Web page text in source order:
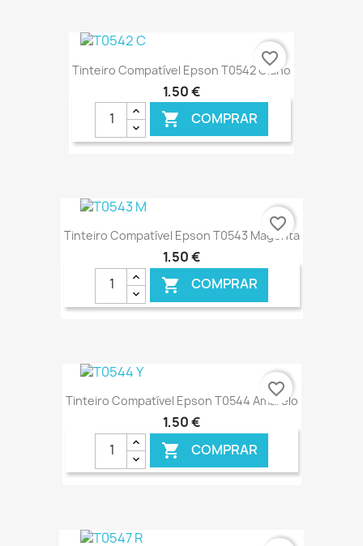
€ ONLINE
Tinteiro Compatível Epson T0542 Ciano
1,50 €
 COMPRAR
€ ONLINE
favorite_border
Tinteiro Compatível Epson T0543 Magenta
1,50 €
 COMPRAR
€ ONLINE
favorite_border
Tinteiro Compatível Epson T0544 Amarelo
1,50 €
 COMPRAR
favorite_border